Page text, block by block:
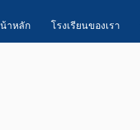
าหลัก โรงเรียนของเรา